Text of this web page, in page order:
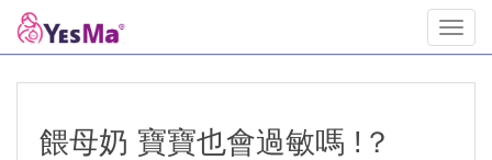
餵母奶 寶寶也會過敏嗎 !？